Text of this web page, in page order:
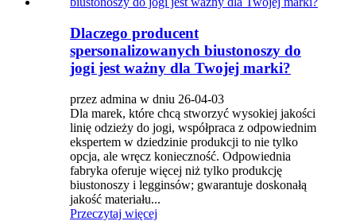
Dlaczego producent
spersonalizowanych biustonoszy do
jogi jest ważny dla Twojej marki?
przez admina w dniu 26-04-03
Dla marek, które chcą stworzyć wysokiej jakości
linię odzieży do jogi, współpraca z odpowiednim
ekspertem w dziedzinie produkcji to nie tylko
opcja, ale wręcz konieczność. Odpowiednia
fabryka oferuje więcej niż tylko produkcję
biustonoszy i legginsów; gwarantuje doskonałą
jakość materiału...
Przeczytaj więcej